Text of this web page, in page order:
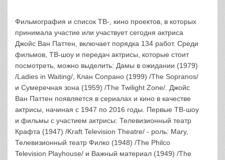
Фильмография и список ТВ-, кино проектов, в которых
принимала участие или участвует сегодня актриса
Джойс Ван Паттен, включает порядка 134 работ. Среди
фильмов, ТВ-шоу и передач актрисы, которые стоит
посмотреть, можно выделить: Дамы в ожидании (1979)
/Ladies in Waiting/, Клан Сопрано (1999) /The Sopranos/
и Сумеречная зона (1959) /The Twilight Zone/. Джойс
Ван Паттен появляется в сериалах и кино в качестве
актрисы, начиная с 1947 по 2016 годы. Первые ТВ-шоу
и фильмы с участием актрисы: Телевизионный театр
Крафта (1947) /Kraft Television Theatre/ - роль: Mary,
Телевизионный театр Филко (1948) /The Philco
Television Playhouse/ и Важный материал (1949) /The